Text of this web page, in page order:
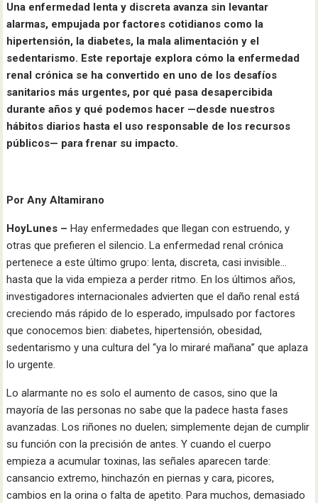
Una enfermedad lenta y discreta avanza sin levantar
alarmas, empujada por factores cotidianos como la
hipertensión, la diabetes, la mala alimentación y el
sedentarismo. Este reportaje explora cómo la enfermedad
renal crónica se ha convertido en uno de los desafíos
sanitarios más urgentes, por qué pasa desapercibida
durante años y qué podemos hacer —desde nuestros
hábitos diarios hasta el uso responsable de los recursos
públicos— para frenar su impacto.
Por Any Altamirano
HoyLunes –Hay enfermedades que llegan con estruendo, y
otras que prefieren el silencio. La enfermedad renal crónica
pertenece a este último grupo: lenta, discreta, casi invisible…
hasta que la vida empieza a perder ritmo. En los últimos años,
investigadores internacionales advierten que el daño renal está
creciendo más rápido de lo esperado, impulsado por factores
que conocemos bien: diabetes, hipertensión, obesidad,
sedentarismo y una cultura del “ya lo miraré mañana” que aplaza
lo urgente.
Lo alarmante no es solo el aumento de casos, sino que la
mayoría de las personas no sabe que la padece hasta fases
avanzadas. Los riñones no duelen; simplemente dejan de cumplir
su función con la precisión de antes. Y cuando el cuerpo
empieza a acumular toxinas, las señales aparecen tarde:
cansancio extremo, hinchazón en piernas y cara, picores,
cambios en la orina o falta de apetito. Para muchos, demasiado